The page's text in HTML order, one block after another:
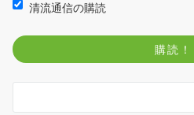
清流通信の購読